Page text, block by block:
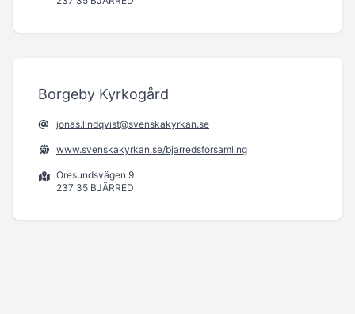
Borgeby Kyrkogård
jonas.lindqvist@svenskakyrkan.se
www.svenskakyrkan.se/bjarredsforsamling
Öresundsvägen 9
237 35 BJÄRRED